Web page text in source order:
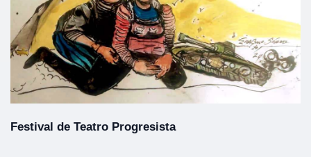
Festival de Teatro Progresista